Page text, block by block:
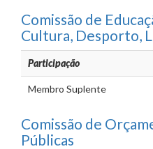
Comissão de
Cultura, Desporto,
Participação
Membro Suplente
Comissão de
Públicas